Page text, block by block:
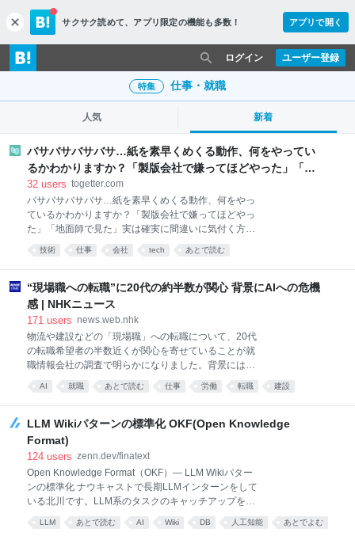
c
l
o
s
サクサク読めて、 アプリ限定の機能も多数！ アプリで開く
ユーザー登録
ログイン
特集 仕事・就職
人気 新着
バサバサバサバサ…紙を素早くめくる動作、何をやってい
るかわかりますか？「製版会社で嫌ってほどやった」「地
面師で見た」実は確実に間違いに気付く方法だった
32 users togetter.com
バサバサバサバサ…紙を素早くめくる動作、何をやっ
ているかわかりますか？「製版会社で嫌ってほどやっ
た」「地面師で見た」実は確実に間違いに気付く方法
だった
技術 仕事 会社 tech あとで読む
“現場職への転職”に20代の約半数が関心 背景にAIへの危機
感 | NHKニュース
171 users news.web.nhk
物流や建設などの「現場職」への転職について、20代
の転職希望者の半数近くが関心を寄せていることが就
職情報会社の調査で明らかになりました。背景にはデ
スクワークなどの「事務職」がAIに代替される危機感
AI 就職 あとで読む 仕事 労働 転職 建設
LLM Wikiパターンの標準化 OKF(Open Knowledge
Format)
124 users zenn.dev/finatext
Open Knowledge Format（OKF）— LLM Wikiパター
ンの標準化 ナウキャストで長期LLMインターンをして
いる北川です。LLM系のタスクのキャッチアップをす
る中で、最近「OKF」という技術を耳にする機会が増
えました。 OKFはまだ登場したばかりの仕様で、その
LLM あとで読む AI Wiki DB 人工知能 あとでよむ